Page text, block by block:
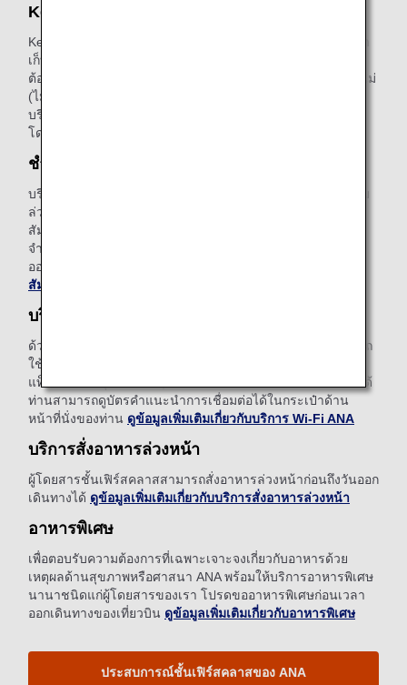
Keep My Fare
Keep My Fare เป็นบริการเพื่อความสะดวกสบายที่ช่วยให้ลูกค้า
เก็บการสำรองที่นั่งและอัตราค่าโดยสารไว้ก่อนได้ หากลูกค้า
ต้องการระยะเวลาเพื่อตัดสินใจว่าต้องการซื้อบัตรโดยสารหรือไม่
(ไม่เกิน 72 ชั่วโมงก่อนออกบัตรโดยสาร) ท่านสามารถเลือกใช้
บริการได้ที่หน้าการชำระเงินหลังจากเลือกเที่ยวบินและค่า
โดยสารที่ต้องการแล้ว
ชำระค่าสัมภาระส่วนเกินล่วงหน้า
บริการนี้ช่วยอำนวยความสะดวกให้ท่านชำระค่าใช้จ่ายเพิ่มเติม
ล่วงหน้าบนเว็บไซต์ของ ANA สำหรับสัมภาระส่วนเกินจาก
สัมภาระเช็คอินฟรี ราคา 100 ถึง 200 ดอลลาร์สหรัฐตามข้อ
จำกัดด้านน้ำหนักและจุดหมายปลายทาง ขอรับบริการทาง
ออนไลน์หลังจากจองเที่ยวบิน
สัมภาระส่วนเกินล่วงหน้า
บริการ Wi-Fi ANA
ด้วยการเชื่อมต่ออินเตอร์เน็ตในเที่ยวบินของเรา ท่านจะสามารถ
ใช้งาน รับส่งอีเมล และคงการเชื่อมต่อโดยใช้สมาร์ทโฟน
แท็บเล็ต หรืออุปกรณ์อื่นๆ ที่สามารถเชื่อมต่อผ่านระบบไร้สายได้
ท่านสามารถดูบัตรคำแนะนำการเชื่อมต่อได้ในกระเป๋าด้าน
หน้าที่นั่งของท่าน ดูข้อมูลเพิ่มเติมเกี่ยวกับบริการ Wi-Fi ANA
บริการสั่งอาหารล่วงหน้า
ผู้โดยสารชั้นเฟิร์สคลาสสามารถสั่งอาหารล่วงหน้าก่อนถึงวันออก
เดินทางได้ ดูข้อมูลเพิ่มเติมเกี่ยวกับบริการสั่งอาหารล่วงหน้า
อาหารพิเศษ
เพื่อตอบรับความต้องการที่เฉพาะเจาะจงเกี่ยวกับอาหารด้วย
เหตุผลด้านสุขภาพหรือศาสนา ANA พร้อมให้บริการอาหารพิเศษ
นานาชนิดแก่ผู้โดยสารของเรา โปรดขออาหารพิเศษก่อนเวลา
ออกเดินทางของเที่ยวบิน ดูข้อมูลเพิ่มเติมเกี่ยวกับอาหารพิเศษ
ประสบการณ์ชั้นเฟิร์สคลาสของ ANA